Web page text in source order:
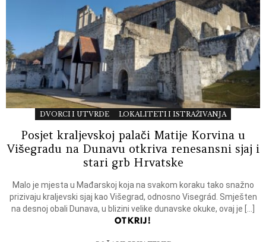
DVORCI I UTVRDE LOKALITETI I ISTRAŽIVANJA
Posjet kraljevskoj palači Matije Korvina u
Višegradu na Dunavu otkriva renesansni sjaj i
stari grb Hrvatske
Malo je mjesta u Mađarskoj koja na svakom koraku tako snažno
prizivaju kraljevski sjaj kao Višegrad, odnosno Visegrád. Smješten
na desnoj obali Dunava, u blizini velike dunavske okuke, ovaj je […]
OTKRIJ!